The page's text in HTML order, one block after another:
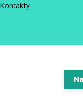
Kontakty